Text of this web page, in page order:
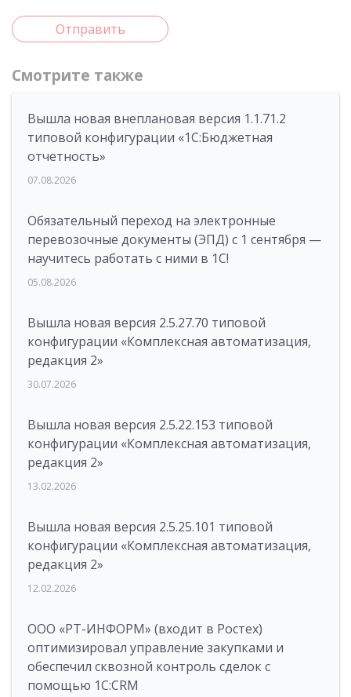
Отправить
Смотрите также
Вышла новая внеплановая версия 1.1.71.2
типовой конфигурации «1C:Бюджетная
отчетность»
07.08.2026
Обязательный переход на электронные
перевозочные документы (ЭПД) с 1 сентября —
научитесь работать с ними в 1С!
05.08.2026
Вышла новая версия 2.5.27.70 типовой
конфигурации «Комплексная автоматизация,
редакция 2»
30.07.2026
Вышла новая версия 2.5.22.153 типовой
конфигурации «Комплексная автоматизация,
редакция 2»
13.02.2026
Вышла новая версия 2.5.25.101 типовой
конфигурации «Комплексная автоматизация,
редакция 2»
12.02.2026
ООО «РТ-ИНФОРМ» (входит в Ростех)
оптимизировал управление закупками и
обеспечил сквозной контроль сделок с
помощью 1С:CRM